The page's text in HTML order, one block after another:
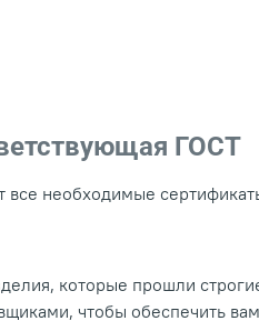
ГОСТ
необходимые
которые прошли
чтобы обеспечить